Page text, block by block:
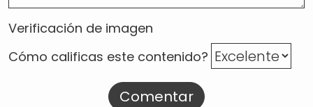
Verificación de imagen
Cómo calificas este contenido?
Comentar